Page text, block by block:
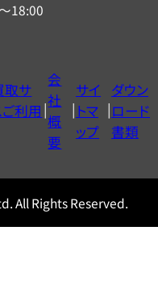
18:00
取サ
利用
会
社
概
要
サイ
トマ
ップ
ダウン
ロード
書類
All Rights Reserved.